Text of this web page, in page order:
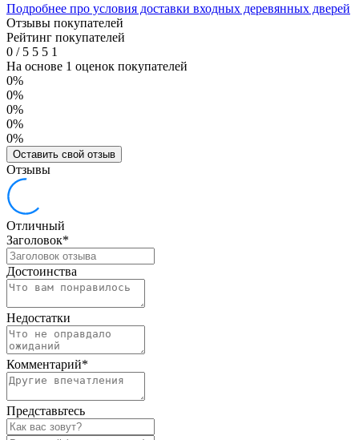
Подробнее про условия доставки входных деревянных дверей
Отзывы покупателей
Рейтинг покупателей
0 /5 5 5 1
На основе 1 оценок покупателей
0%
0%
0%
0%
0%
Оставить свой отзыв
Отзывы
Отличный
Заголовок*
Достоинства
Недостатки
Комментарий*
Представьтесь